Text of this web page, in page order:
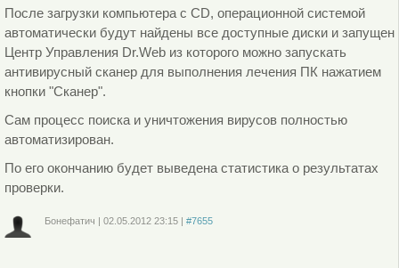
После загрузки компьютера с CD, операционной системой
автоматически будут найдены все доступные диски и запущен
Центр Управления Dr.Web из которого можно запускать
антивирусный сканер для выполнения лечения ПК нажатием
кнопки "Сканер".
Сам процесс поиска и уничтожения вирусов полностью
автоматизирован.
По его окончанию будет выведена статистика о результатах
проверки.
Бонефатич | 02.05.2012 23:15| #7655